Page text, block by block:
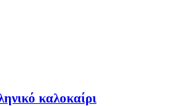
καλοκαίρι